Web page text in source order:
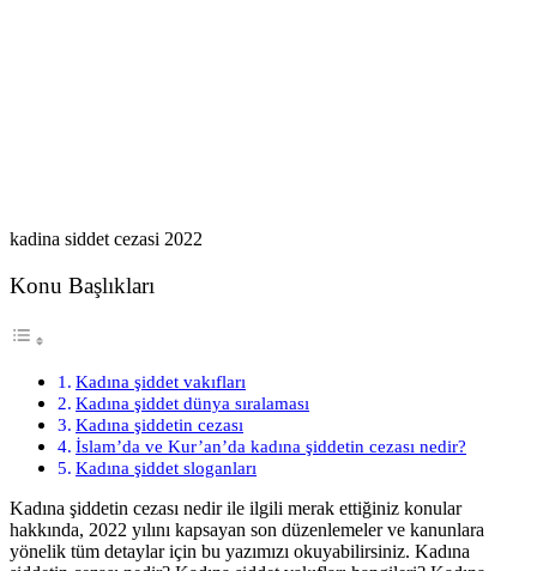
kadina siddet cezasi 2022
Konu Başlıkları
Kadına şiddet vakıfları
Kadına şiddet dünya sıralaması
Kadına şiddetin cezası
İslam’da ve Kur’an’da kadına şiddetin cezası nedir?
Kadına şiddet sloganları
Kadına şiddetin cezası nedir ile ilgili merak ettiğiniz konular
hakkında, 2022 yılını kapsayan son düzenlemeler ve kanunlara
yönelik tüm detaylar için bu yazımızı okuyabilirsiniz. Kadına